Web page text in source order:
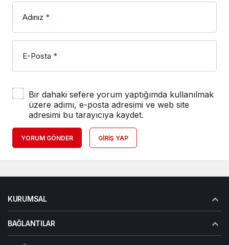
Adınız *
E-Posta *
Bir dahaki sefere yorum yaptığımda kullanılmak
üzere adımı, e-posta adresimi ve web site
adresimi bu tarayıcıya kaydet.
YORUM GÖNDER GIRIŞ YAP
KURUMSAL
BAĞLANTILAR